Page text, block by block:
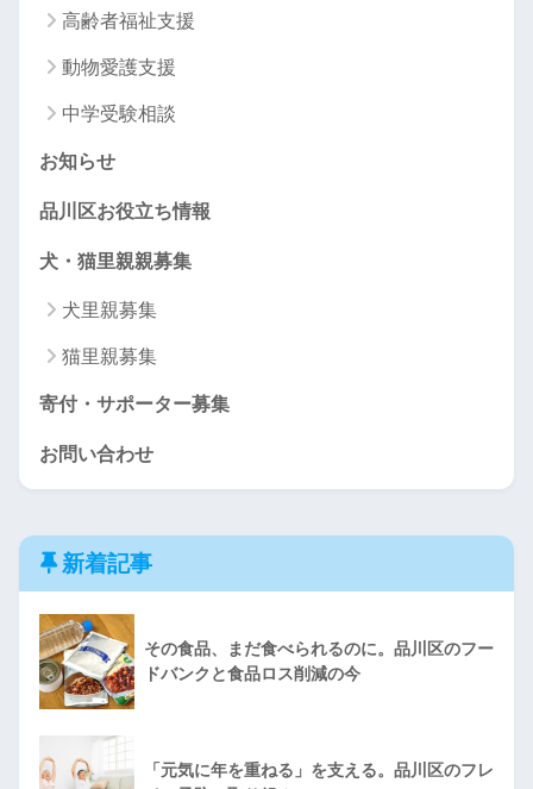
高齢者福祉支援
動物愛護支援
中学受験相談
お知らせ
品川区お役立ち情報
犬・猫里親親募集
犬里親募集
猫里親募集
寄付・サポーター募集
お問い合わせ
新着記事
その食品、まだ食べられるのに。品川区のフー
ドバンクと食品ロス削減の今
「元気に年を重ねる」を支える。品川区のフレ